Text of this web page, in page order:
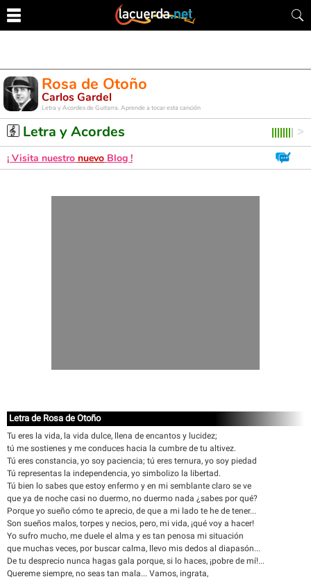
Rosa de Otoño
Carlos Gardel
Letra y Acordes de Guitarra. Aprende a tocar esta canción
Letra y Acordes
¡ Visita nuestro nuevo Blog !
Letra de Rosa de Otoño
Tu eres la vida, la vida dulce, llena de encantos y lucidez;
tú me sostienes y me conduces hacia la cumbre de tu altivez.
Tú eres constancia, yo soy paciencia; tú eres ternura, yo soy piedad
Tú representas la independencia, yo simbolizo la libertad.
Tú bien lo sabes que estoy enfermo y en mi semblante claro se ve
que ya de noche casi no duermo, no duermo nada ¿sabes por qué?
Porque yo sueño cómo te aprecio, de que a mi lado te he de tener...
Son sueños malos, torpes y necios, pero, mi vida, ¡qué voy a hacer!
Yo sufro mucho, me duele el alma y es tan penosa mi situación
que muchas veces, por buscar calma, llevo mis dedos al diapasón...
De tu desprecio nunca hagas gala porque, si lo haces, ¡pobre de mí!...
Quereme siempre, no seas tan mala... Vamos, ingrata,